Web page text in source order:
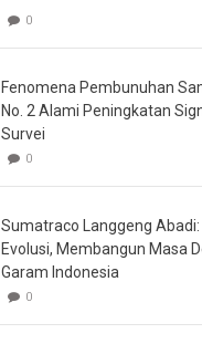
0
Fenomena Pembunuhan
No. 2 Alami Peningkatan
Survei
0
Sumatraco Langgeng
Evolusi, Membangun Masa
Garam Indonesia
0